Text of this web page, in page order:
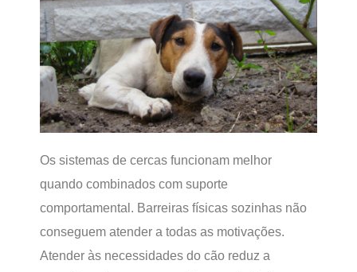
Os sistemas de cercas funcionam melhor
quando combinados com suporte
comportamental. Barreiras físicas sozinhas não
conseguem atender a todas as motivações.
Atender às necessidades do cão reduz a